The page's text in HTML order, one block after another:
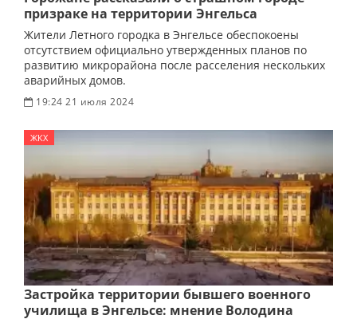
призраке на территории Энгельса
Жители Летного городка в Энгельсе обеспокоены
отсутствием официально утвержденных планов по
развитию микрорайона после расселения нескольких
аварийных домов.
19:24 21 июля 2024
ЖКХ
Застройка территории бывшего военного
училища в Энгельсе: мнение Володина